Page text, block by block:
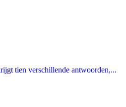
tien verschillende antwoorden,...